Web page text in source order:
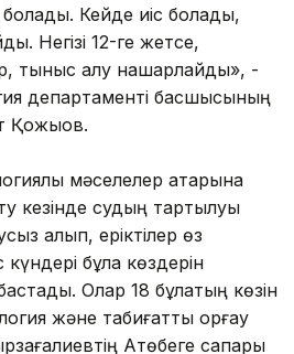
Кейде иіс болады,
Негізі 12-ге жетсе,
тыныс алу нашарлайды», -
департаменті басшысының
Қожықов.
мәселелер қатарына
кезінде судың тартылуы
қалып, еріктілер өз
бұлақ көздерін
Олар 18 бұлақтың көзін
және табиғатты қорғау
Ақтөбеге сапары